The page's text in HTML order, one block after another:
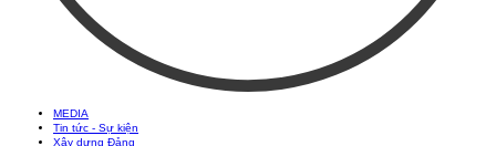
MEDIA
Tin tức - Sự kiện
Xây dựng Đảng